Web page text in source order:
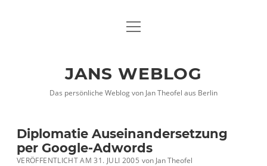
DATENSCHUTZHINWEISE
twitterfacebook
xing
Menü
JANS WEBLOG
Das persönliche Weblog von Jan Theofel aus Berlin
Diplomatie Auseinandersetzung
per Google-Adwords
VERÖFFENTLICHT AM 31. JULI 2005 vonJan Theofel